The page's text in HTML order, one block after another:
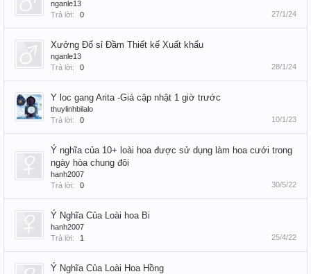
nganle13
Trả lời:
0 27/1/24
Xưởng Đổ sỉ Đầm Thiết kế Xuất khẩu
nganle13
Trả lời:
0 28/1/24
Y loc gang Arita -Giá cập nhật 1 giờ trước
thuylinhbilalo
Trả lời:
0 10/1/23
Ý nghĩa của 10+ loài hoa được sử dụng làm hoa cưới trong
ngày hòa chung đôi
hanh2007
Trả lời:
0 30/5/22
Ý Nghĩa Của Loài hoa Bi
hanh2007
Trả lời:
1 25/4/22
Ý Nghĩa Của Loài Hoa Hồng